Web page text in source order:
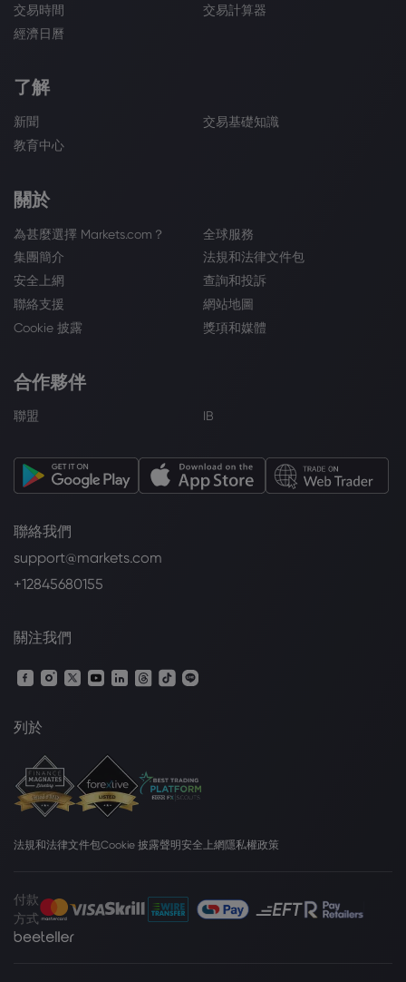
交易時間
交易計算器
經濟日曆
了解
新聞
交易基礎知識
教育中心
關於
為甚麼選擇 Markets.com？
全球服務
集團簡介
法規和法律文件包
安全上網
查詢和投訴
聯絡支援
網站地圖
Cookie 披露
獎項和媒體
合作夥伴
聯盟 IB
聯絡我們
support@markets.com
+12845680155
關注我們
列於
法規和法律文件包Cookie 披露聲明安全上網隱私權政策
付款
方式